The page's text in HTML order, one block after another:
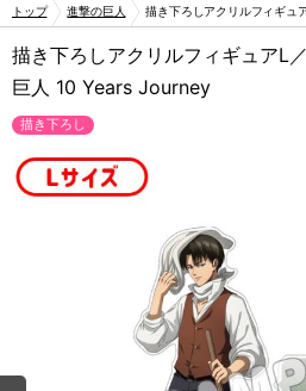
トップ 進撃の巨人 描き下ろしアクリルフィギュ
描き下ろしアクリルフィギュアL
巨人 10 Years Journey
描き下ろし